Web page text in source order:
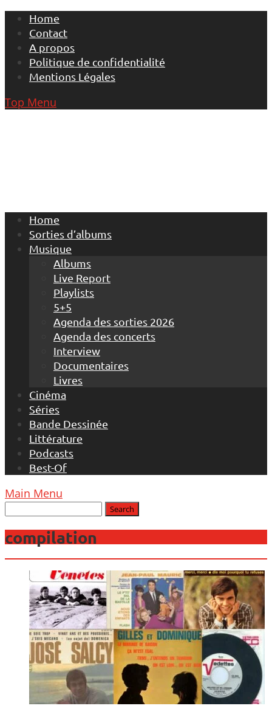
Skip
content
Home
Contact
A propos
Politique de confidentialité
Mentions Légales
Top Menu
Home
Sorties d’albums
Musique
Albums
Live Report
Playlists
5+5
Agenda des sorties 2026
Agenda des concerts
Interview
Documentaires
Livres
Cinéma
Séries
Bande Dessinée
Littérature
Podcasts
Best-Of
Main Menu
compilation